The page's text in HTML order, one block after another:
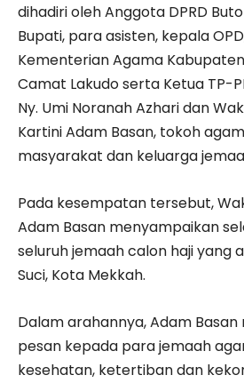
dihadiri oleh Anggota DPRD
Bupati, para asisten, kepala
Kementerian Agama
Camat Lakudo serta Ketua TP-
Ny. Umi Noranah Azhari dan
Kartini Adam Basan, tokoh
masyarakat dan keluarga
Pada kesempatan tersebut,
Adam Basan menyampaikan
seluruh jemaah calon haji yang
Suci, Kota Mekkah.
Dalam arahannya, Adam
pesan kepada para jemaah
kesehatan, ketertiban dan